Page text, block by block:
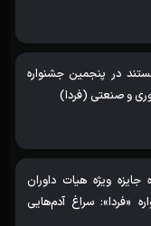
در پنجمین جشنواره
و صنعتی (فردا)
ویژه هیات داوران
«فردا»: سراغ آدم‌هایی